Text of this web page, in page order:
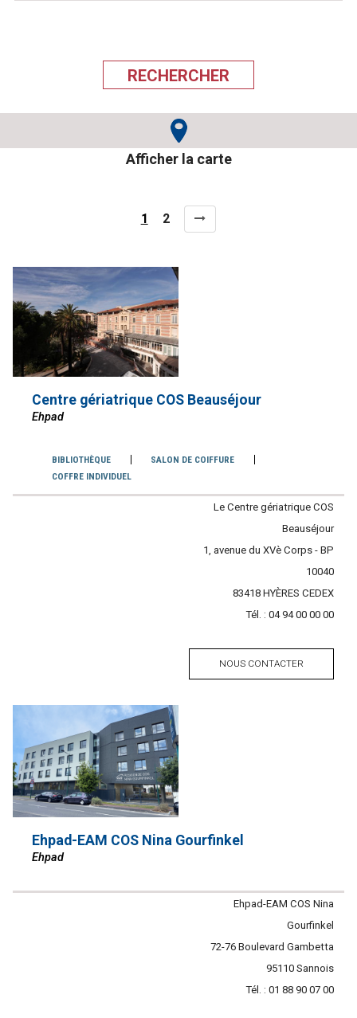
Afficher la carte
Page
1 Page
2
Centre gériatrique COS Beauséjour
Ehpad
Services
BIBLIOTHÈQUE
SALON DE COIFFURE
COFFRE INDIVIDUEL
ContacterLe Centre gériatrique COS
Beauséjour
Adresse
1, avenue du XVè Corps - BP
10040
Code
postal
83418 Ville
HYÈRES CEDEX
Tél. : Tél.
04 94 00 00 00
NOUS CONTACTER
Ehpad-EAM COS Nina Gourfinkel
Ehpad
Ehpad-EAM COS Nina
Gourfinkel
Adresse
72-76 Boulevard Gambetta
Code
postal
95110 Ville
Sannois
Tél. : Tél.
01 88 90 07 00